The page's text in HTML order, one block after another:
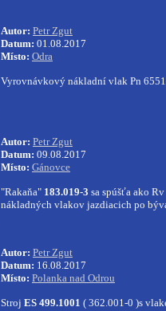
Autor: Petr Zgut
Datum: 01.08.2017
Místo: Odra
Vyrovnávkový nákladní vlak Pn
Autor: Petr Zgut
Datum: 09.08.2017
Místo: Gánovce
"Rakaňa" 183.019-3 sa spúšťa ako
nákladných vlakov jazdiacich po
Autor: Petr Zgut
Datum: 16.08.2017
Místo: Polanka nad Odrou
Stroj ES 499.1001 ( 362.001-0 )s